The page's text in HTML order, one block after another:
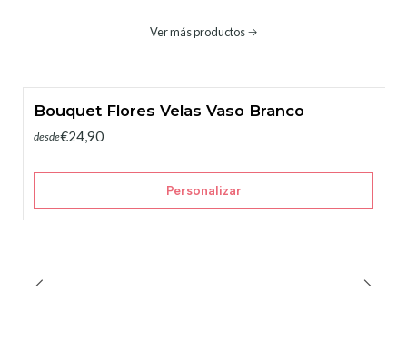
Ver más productos
Bouquet Flores Velas Vaso Branco
desde€24,90
Personalizar